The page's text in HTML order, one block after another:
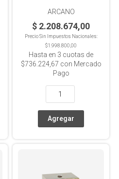
ARCANO
$ 2.208.674,00
Precio Sin Impuestos Nacionales:
$1.998.800,00
Hasta en 3 cuotas de
$736.224,67 con Mercado
Pago